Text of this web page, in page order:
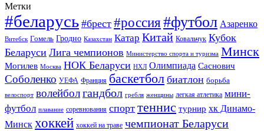
Метки
#беларусь #брест #россия#футбол Азаренко
Витебск Гомель Гродно Казахстан Катар Китай Ковальчук Кубок
Беларуси Лига чемпионов Министерство спорта и туризма Минск
Могилев Москва НОК Беларуси НХЛ Олимпиада Саснович
Соболенко УЕФА Франция баскетбол биатлон борьба
велоспорт волейболгандбол гребля женщины легкая атлетика мини-
футбол плавание соревнования спорт теннис турнир хк Динамо-
Минск хоккей хоккей на траве чемпионат Беларуси